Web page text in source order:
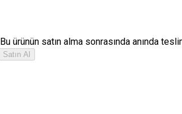
Bu ürünün satın alma sonrasında anında
Satın Al